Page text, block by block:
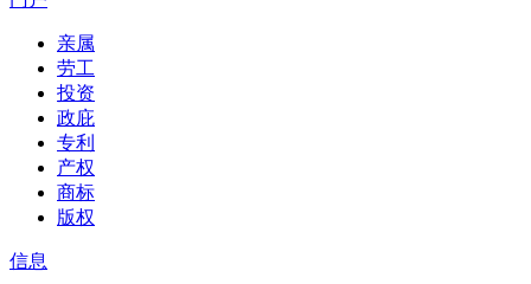
亲属
劳工
投资
政庇
专利
产权
商标
版权
信息